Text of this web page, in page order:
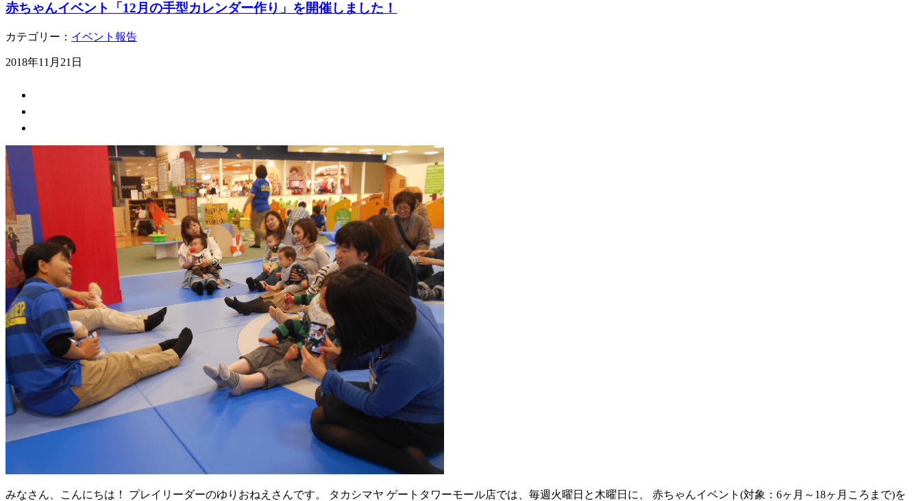
赤ちゃんイベント「12月の手型カレンダー作り」を開催しました！
カテゴリー： イベント報告
2018年11月21日
みなさん、こんにちは！ プレイリーダーのゆりおねえさんです。 タカシマヤ ゲートタワーモール店では、毎週火曜日と木曜日に、 赤ちゃんイベント(対象：6ヶ月～18ヶ月ころまで)を